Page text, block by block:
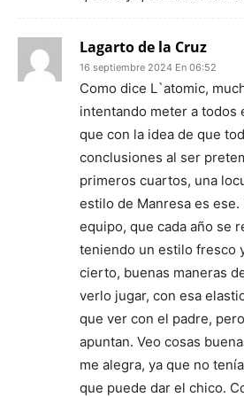
Lagarto de la Cruz
16 septiembre 2024 En 06:52
Como dice L`atomic,
intentando meter a todos
que con la idea de que
conclusiones al ser
primeros cuartos, una
estilo de Manresa es ese.
equipo, que cada año se
teniendo un estilo fresco
cierto, buenas maneras
verlo jugar, con esa
que ver con el padre,
apuntan. Veo cosas
me alegra, ya que no
que puede dar el chico.